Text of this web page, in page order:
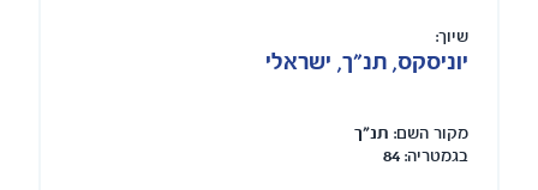
שיוך:
יוניסקס, תנ"ך, ישראלי
מקור השם: תנ"ך
בגמטריה: 84